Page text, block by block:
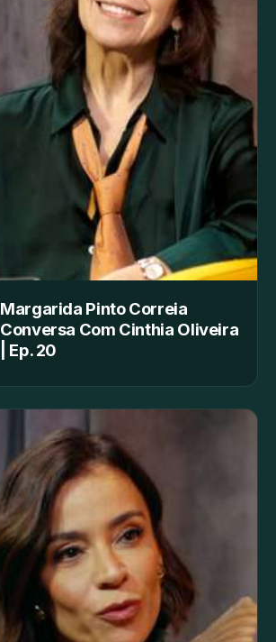
Margarida Pinto Correia
Conversa Com Cinthia Oliveira
| Ep. 20